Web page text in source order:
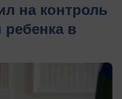
на контроль
в